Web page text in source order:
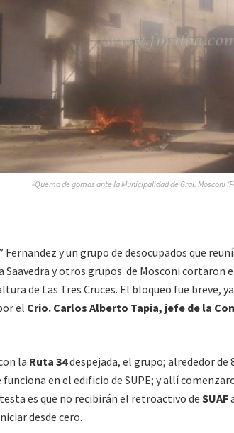
»Quema de gomas ante la Municipalidad de Gral. Mosconi
Fernandez y un grupo de desocupados que
Saavedra y otros grupos de Mosconi cortaron
de Las Tres Cruces. El bloqueo fue breve,
el Crio. Carlos Alberto Tapia, jefe de la
la Ruta 34despejada, el grupo; alrededor de
en el edificio de SUPE; y allí
es que no recibirán el retroactivo deSUAF
desde cero.